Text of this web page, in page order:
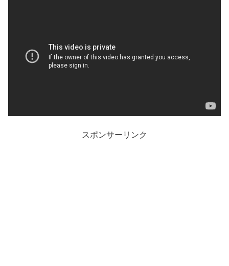
スポンサーリンク